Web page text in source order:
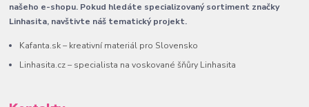
našeho e-shopu. Pokud hledáte specializovaný sortiment značky
Linhasita, navštivte náš tematický projekt.
Kafanta.sk – kreativní materiál pro Slovensko
Linhasita.cz – specialista na voskované šňůry Linhasita